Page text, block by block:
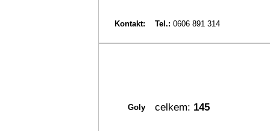
Kontakt: Tel.: 0606 891 314
Goly celkem: 145